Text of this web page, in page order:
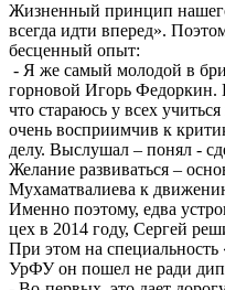
Жизненный принцип
всегда идти вперед».
бесценный опыт:
- Я же самый молодой в
горновой Игорь Федоркин.
что стараюсь у всех
очень восприимчив к
делу. Выслушал – понял -
Желание развиваться –
Мухаматвалиева к
Именно поэтому, едва
цех в 2014 году, Сергей
При этом на специальность
УрФУ он пошел не ради